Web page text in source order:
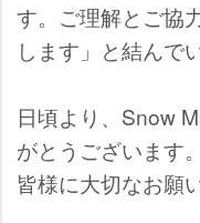
す。ご理解とご協
します」と結んで
日頃より、Snow
がとうございます。
皆様に大切なお願